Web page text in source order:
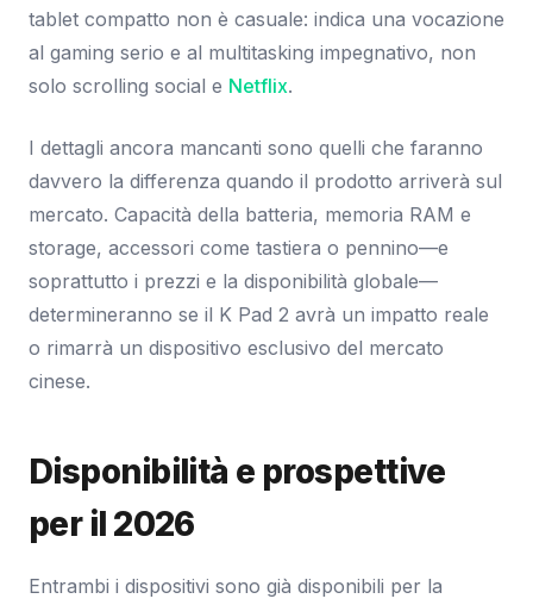
tablet compatto non è casuale: indica una vocazione
al gaming serio e al multitasking impegnativo, non
solo scrolling social e Netflix.
I dettagli ancora mancanti sono quelli che faranno
davvero la differenza quando il prodotto arriverà sul
mercato. Capacità della batteria, memoria RAM e
storage, accessori come tastiera o pennino—e
soprattutto i prezzi e la disponibilità globale—
determineranno se il K Pad 2 avrà un impatto reale
o rimarrà un dispositivo esclusivo del mercato
cinese.
Disponibilità e prospettive
per il 2026
Entrambi i dispositivi sono già disponibili per la